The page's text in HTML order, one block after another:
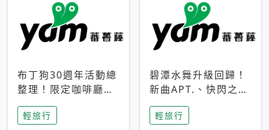
布丁狗30週年活動總
整理！限定咖啡廳、
生日派對到路跑活動
一次看
輕旅行
碧潭水舞升級回歸！
新曲APT.、快閃之夜
到飛板秀，初夏夜遊
亮點一次看
輕旅行